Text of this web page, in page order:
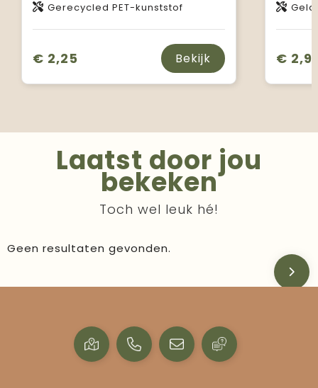
Gerecycled PET-kunststof
€ 2,25 Bekijk €
Laatst door jou
bekeken
Toch wel leuk hé!
Geen resultaten gevonden.